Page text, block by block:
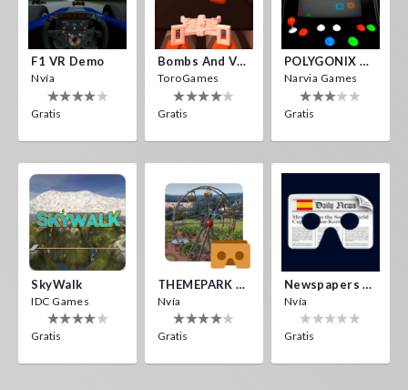
F1 VR Demo
Nvía
Gratis
Bombs And Veggies
ToroGames
Gratis
POLYGONIX VR
Narvia Games
Gratis
SkyWalk
IDC Games
Gratis
THEMEPARK VR
Nvía
Gratis
Newspapers Spain VR
Nvía
Gratis